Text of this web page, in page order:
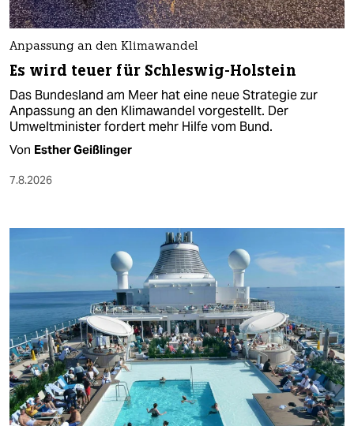
Anpassung an den Klimawandel
Es wird teuer für Schleswig-Holstein
Das Bundesland am Meer hat eine neue Strategie zur
Anpassung an den Klimawandel vorgestellt. Der
Umweltminister fordert mehr Hilfe vom Bund.
Von Esther Geißlinger
7.8.2026